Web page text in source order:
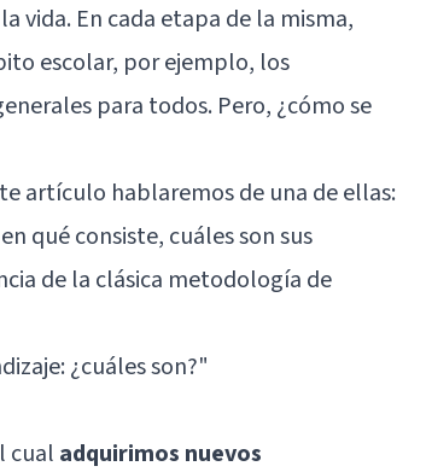
vida. En cada etapa de la misma,
escolar, por ejemplo, los
para todos. Pero, ¿cómo se
artículo hablaremos de una de ellas:
qué consiste, cuáles son sus
de la clásica metodología de
¿cuáles son?"
cual adquirimos nuevos